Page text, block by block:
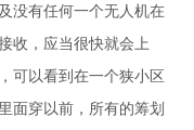
没有任何一个无人机在
收，应当很快就会上
可以看到在一个狭小区
面穿以前，所有的筹划